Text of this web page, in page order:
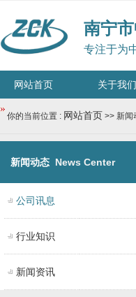
南宁
专注于为
网站首页 关于我们
你的当前位置 : 网站首页 >> 新闻
新闻动态 News Center
公司讯息
行业知识
新闻资讯